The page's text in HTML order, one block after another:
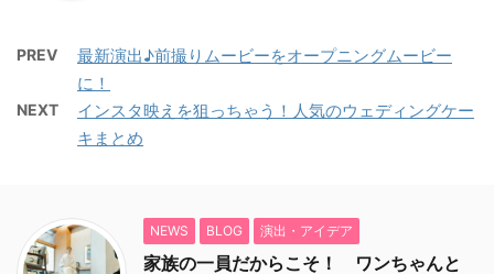
PREV
最新演出♪前撮りムービーをオープニングムービー
に！
NEXT
インスタ映えを狙っちゃう！人気のウェディングケー
キまとめ
NEWS BLOG 演出・アイデア
家族の一員だからこそ！ ワンちゃんと